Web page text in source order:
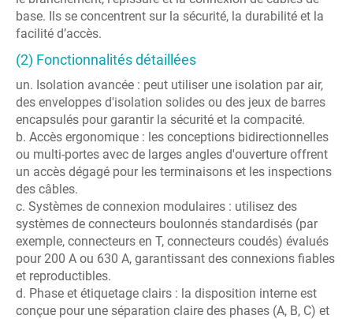
base. Ils se concentrent sur la sécurité, la durabilité et la
facilité d’accès.
(2) Fonctionnalités détaillées
un. Isolation avancée : peut utiliser une isolation par air,
des enveloppes d'isolation solides ou des jeux de barres
encapsulés pour garantir la sécurité et la compacité.
b. Accès ergonomique : les conceptions bidirectionnelles
ou multi-portes avec de larges angles d'ouverture offrent
un accès dégagé pour les terminaisons et les inspections
des câbles.
c. Systèmes de connexion modulaires : utilisez des
systèmes de connecteurs boulonnés standardisés (par
exemple, connecteurs en T, connecteurs coudés) évalués
pour 200 A ou 630 A, garantissant des connexions fiables
et reproductibles.
d. Phase et étiquetage clairs : la disposition interne est
conçue pour une séparation claire des phases (A, B, C) et